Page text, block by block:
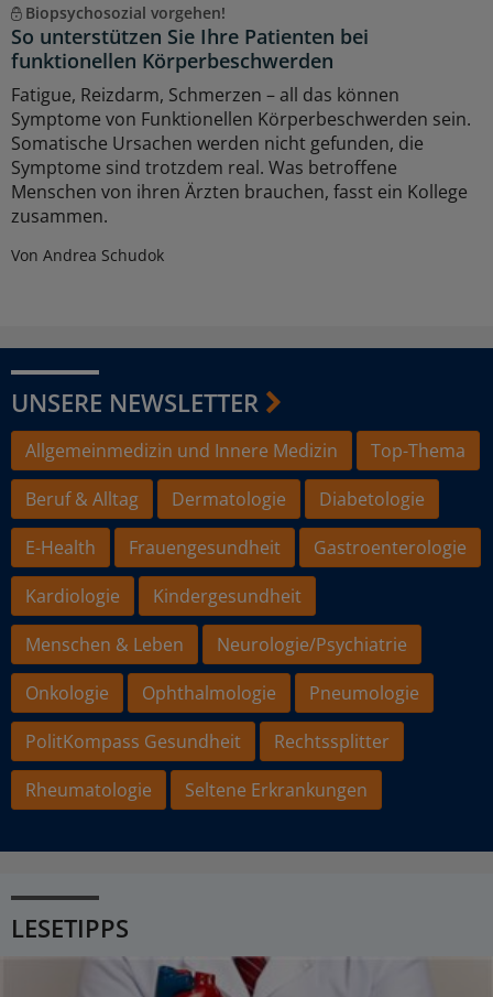
Biopsychosozial vorgehen!
So unterstützen Sie Ihre Patienten bei
funktionellen Körperbeschwerden
Fatigue, Reizdarm, Schmerzen – all das können
Symptome von Funktionellen Körperbeschwerden sein.
Somatische Ursachen werden nicht gefunden, die
Symptome sind trotzdem real. Was betroffene
Menschen von ihren Ärzten brauchen, fasst ein Kollege
zusammen.
Von Andrea Schudok
UNSERE NEWSLETTER
Allgemeinmedizin und Innere Medizin
Top-Thema
Beruf & Alltag
Dermatologie
Diabetologie
E-Health
Frauengesundheit
Gastroenterologie
Kardiologie
Kindergesundheit
Menschen & Leben
Neurologie/Psychiatrie
Onkologie
Ophthalmologie
Pneumologie
PolitKompass Gesundheit
Rechtssplitter
Rheumatologie
Seltene Erkrankungen
LESETIPPS